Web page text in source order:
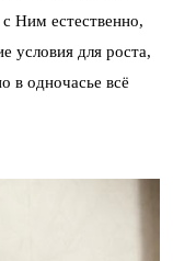
Ним естественно,
условия для роста,
в одночасье всё